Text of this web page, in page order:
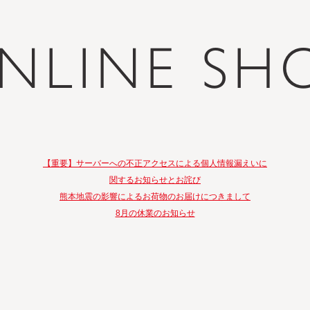
【重要】サーバーへの不正アクセスによる個人情報漏えいに
関するお知らせとお詫び
熊本地震の影響によるお荷物のお届けにつきまして
8月の休業のお知らせ